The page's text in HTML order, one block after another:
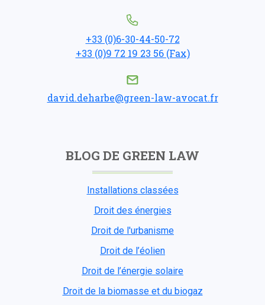
+33 (0)6-30-44-50-72
+33 (0)9 72 19 23 56 (Fax)
david.deharbe@green-law-avocat.fr
BLOG DE GREEN LAW
Installations classées
Droit des énergies
Droit de l'urbanisme
Droit de l’éolien
Droit de l’énergie solaire
Droit de la biomasse et du biogaz